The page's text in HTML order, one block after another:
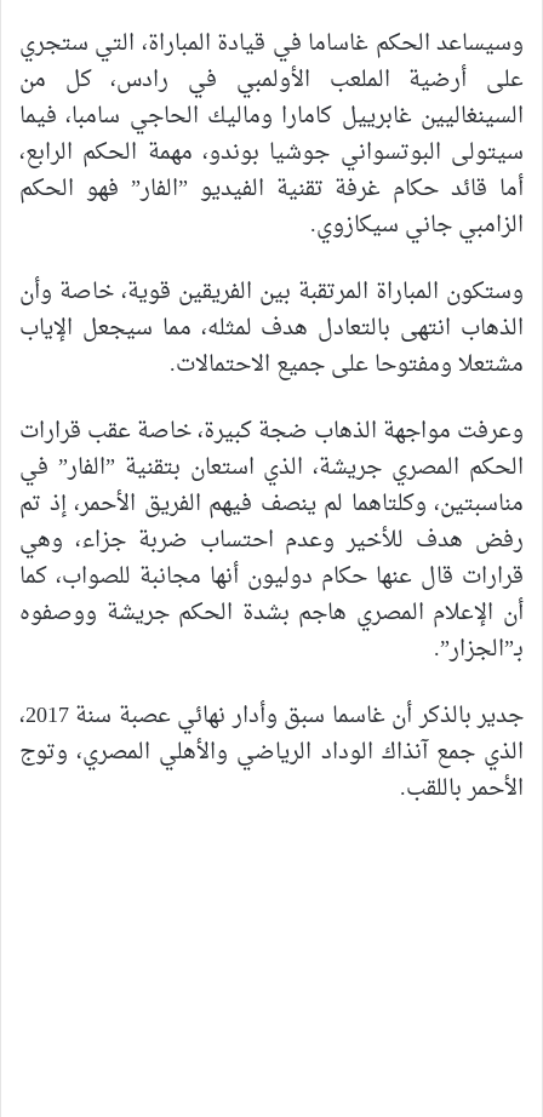
وسيساعد الحكم غاساما في قيادة المباراة، التي ستجري
على أرضية الملعب الأولمبي في رادس، كل من
السينغاليين غابرييل كامارا وماليك الحاجي سامبا، فيما
سيتولى البوتسواني جوشيا بوندو، مهمة الحكم الرابع،
أما قائد حكام غرفة تقنية الفيديو ”الفار” فهو الحكم
الزامبي جاني سيكازوي.
وستكون المباراة المرتقبة بين الفريقين قوية، خاصة وأن
الذهاب انتهى بالتعادل هدف لمثله، مما سيجعل الإياب
مشتعلا ومفتوحا على جميع الاحتمالات.
وعرفت مواجهة الذهاب ضجة كبيرة، خاصة عقب قرارات
الحكم المصري جريشة، الذي استعان بتقنية ”الفار” في
مناسبتين، وكلتاهما لم ينصف فيهم الفريق الأحمر، إذ تم
رفض هدف للأخير وعدم احتساب ضربة جزاء، وهي
قرارات قال عنها حكام دوليون أنها مجانبة للصواب، كما
أن الإعلام المصري هاجم بشدة الحكم جريشة ووصفوه
بـ”الجزار”.
جدير بالذكر أن غاسما سبق وأدار نهائي عصبة سنة 2017،
الذي جمع آنذاك الوداد الرياضي والأهلي المصري، وتوج
الأحمر باللقب.